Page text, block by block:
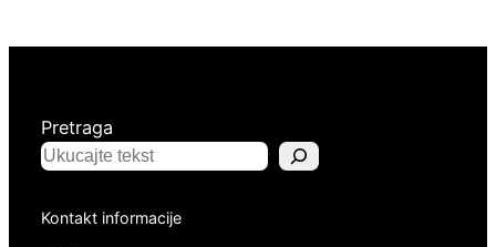
Pretraga
Kontakt informacije